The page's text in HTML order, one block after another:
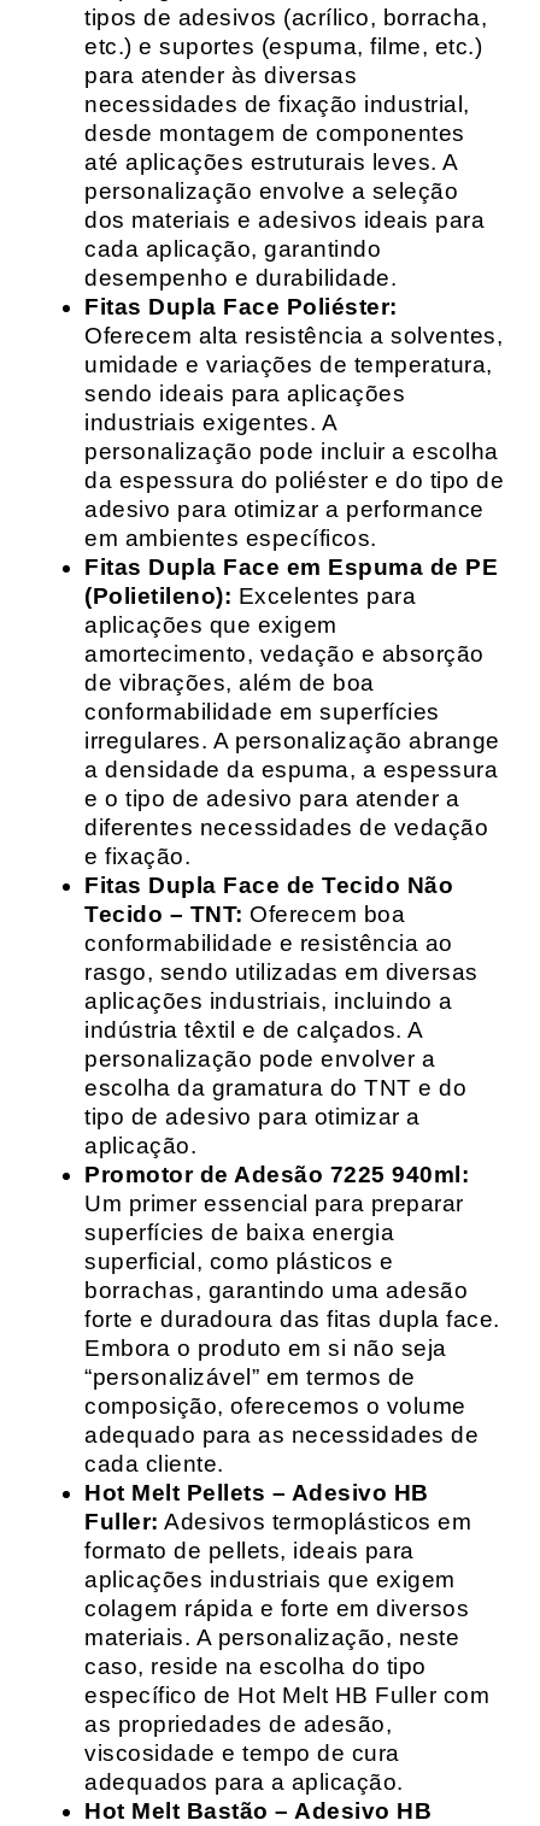
tipos de adesivos (acrílico, borracha,
etc.) e suportes (espuma, filme, etc.)
para atender às diversas
necessidades de fixação industrial,
desde montagem de componentes
até aplicações estruturais leves. A
personalização envolve a seleção
dos materiais e adesivos ideais para
cada aplicação, garantindo
desempenho e durabilidade.
Fitas Dupla Face Poliéster:
Oferecem alta resistência a solventes,
umidade e variações de temperatura,
sendo ideais para aplicações
industriais exigentes. A
personalização pode incluir a escolha
da espessura do poliéster e do tipo de
adesivo para otimizar a performance
em ambientes específicos.
Fitas Dupla Face em Espuma de PE
(Polietileno): Excelentes para
aplicações que exigem
amortecimento, vedação e absorção
de vibrações, além de boa
conformabilidade em superfícies
irregulares. A personalização abrange
a densidade da espuma, a espessura
e o tipo de adesivo para atender a
diferentes necessidades de vedação
e fixação.
Fitas Dupla Face de Tecido Não
Tecido – TNT: Oferecem boa
conformabilidade e resistência ao
rasgo, sendo utilizadas em diversas
aplicações industriais, incluindo a
indústria têxtil e de calçados. A
personalização pode envolver a
escolha da gramatura do TNT e do
tipo de adesivo para otimizar a
aplicação.
Promotor de Adesão 7225 940ml:
Um primer essencial para preparar
superfícies de baixa energia
superficial, como plásticos e
borrachas, garantindo uma adesão
forte e duradoura das fitas dupla face.
Embora o produto em si não seja
“personalizável” em termos de
composição, oferecemos o volume
adequado para as necessidades de
cada cliente.
Hot Melt Pellets – Adesivo HB
Fuller: Adesivos termoplásticos em
formato de pellets, ideais para
aplicações industriais que exigem
colagem rápida e forte em diversos
materiais. A personalização, neste
caso, reside na escolha do tipo
específico de Hot Melt HB Fuller com
as propriedades de adesão,
viscosidade e tempo de cura
adequados para a aplicação.
Hot Melt Bastão – Adesivo HB